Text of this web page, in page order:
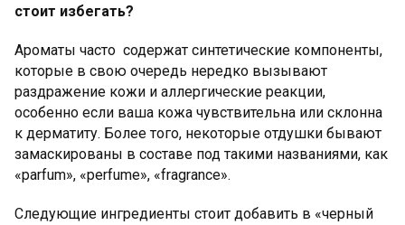
стоит избегать?
Ароматы часто содержат синтетические компоненты,
которые в свою очередь нередко вызывают
раздражение кожи и аллергические реакции,
особенно если ваша кожа чувствительна или склонна
к дерматиту. Более того, некоторые отдушки бывают
замаскированы в составе под такими названиями, как
«parfum», «perfume», «fragrance».
Следующие ингредиенты стоит добавить в «черный